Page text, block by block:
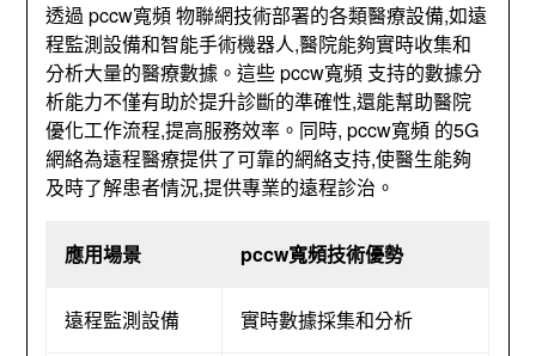
透過 pccw寬頻 物聯網技術部署的各類醫療設備,如遠
程監測設備和智能手術機器人,醫院能夠實時收集和
分析大量的醫療數據。這些 pccw寬頻 支持的數據分
析能力不僅有助於提升診斷的準確性,還能幫助醫院
優化工作流程,提高服務效率。同時, pccw寬頻 的5G
網絡為遠程醫療提供了可靠的網絡支持,使醫生能夠
及時了解患者情況,提供專業的遠程診治。
應用場景 pccw寬頻技術優勢
遠程監測設備 實時數據採集和分析